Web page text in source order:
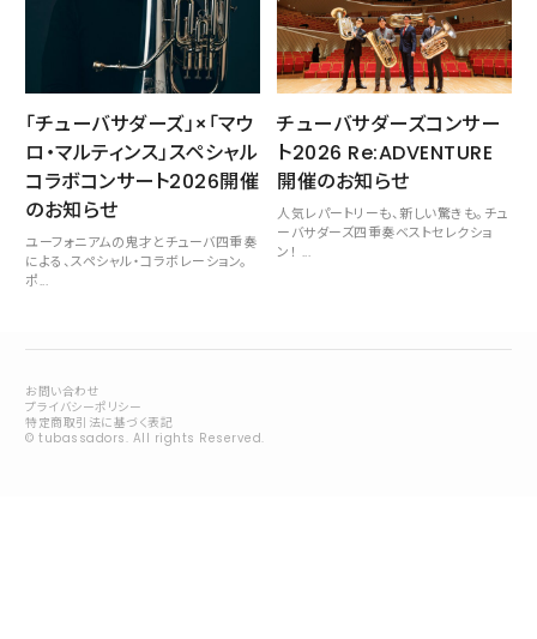
出版譜
Blog ブログ
Contact お問い合わせ
Fan Club ファンクラブ
「チューバサダーズ」×「マウ
ロ・マルティンス」スペシャル
コラボコンサート2026開催
のお知らせ
ユーフォニアムの鬼才とチューバ四重奏
による、スペシャル・コラボレーション。
ポ...
チューバサダーズコンサー
ト2026 Re:ADVENTURE
開催のお知らせ
人気レパートリーも、新しい驚きも。チュ
ーバサダーズ四重奏ベストセレクショ
ン！ ...
お問い合わせ
プライバシーポリシー
特定商取引法に基づく表記
© tubassadors. All rights Reserved.